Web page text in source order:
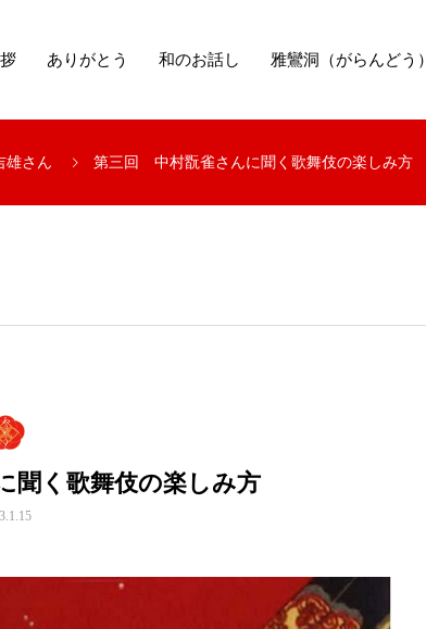
ありがとう 和のお話し 雅鸞洞（がらんどう）
雄さん 第三回 中村翫雀さんに聞く歌舞伎の楽しみ方
く歌舞伎の楽しみ方